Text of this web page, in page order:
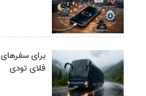
برای
فلای تودی